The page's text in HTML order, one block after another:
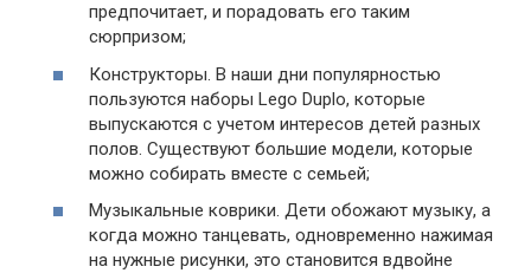
предпочитает, и порадовать его таким
сюрпризом;
Конструкторы. В наши дни популярностью
пользуются наборы Lego Duplo, которые
выпускаются с учетом интересов детей разных
полов. Существуют большие модели, которые
можно собирать вместе с семьей;
Музыкальные коврики. Дети обожают музыку, а
когда можно танцевать, одновременно нажимая
на нужные рисунки, это становится вдвойне